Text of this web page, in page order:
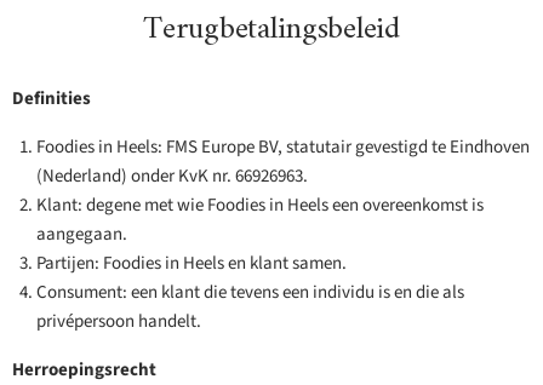
Terugbetalingsbeleid
Definities
Foodies in Heels: FMS Europe BV, statutair gevestigd te Eindhoven
(Nederland) onder KvK nr. 66926963.
Klant: degene met wie Foodies in Heels een overeenkomst is
aangegaan.
Partijen: Foodies in Heels en klant samen.
Consument: een klant die tevens een individu is en die als
privépersoon handelt.
Herroepingsrecht